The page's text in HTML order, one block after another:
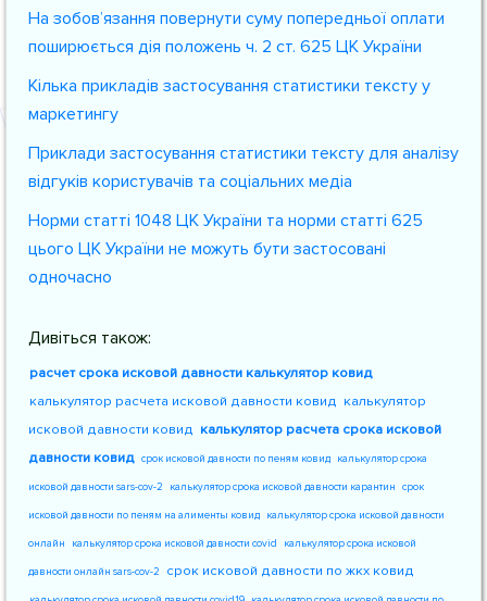
На зобов’язання повернути суму попередньої оплати
поширюється дія положень ч. 2 ст. 625 ЦК України
Кілька прикладів застосування статистики тексту у
маркетингу
Приклади застосування статистики тексту для аналізу
відгуків користувачів та соціальних медіа
Норми статті 1048 ЦК України та норми статті 625
цього ЦК України не можуть бути застосовані
одночасно
Дивіться також:
расчет срока исковой давности калькулятор ковид
калькулятор расчета исковой давности ковид калькулятор
исковой давности ковид калькулятор расчета срока исковой
давности ковид срок исковой давности по пеням ковид калькулятор срока
исковой давности sars-cov-2 калькулятор срока исковой давности карантин срок
исковой давности по пеням на алименты ковид калькулятор срока исковой давности
онлайн калькулятор срока исковой давности covid калькулятор срока исковой
давности онлайн sars-cov-2 срок исковой давности по жкх ковид